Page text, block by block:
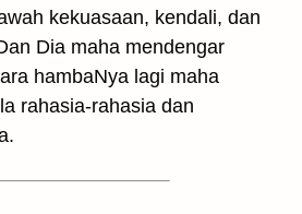
kekuasaan, kendali, dan
Dia maha mendengar
hambaNya lagi maha
rahasia-rahasia dan